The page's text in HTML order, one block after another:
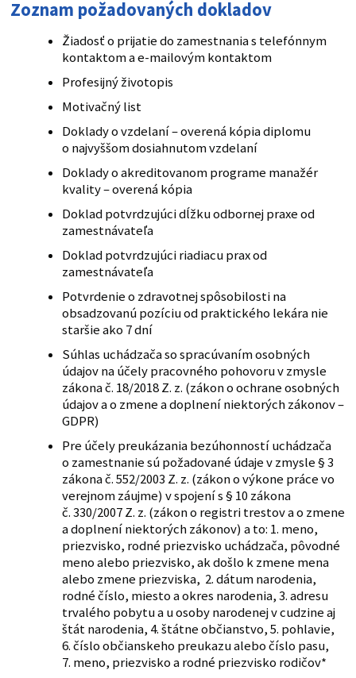
Zoznam požadovaných dokladov
Žiadosť o prijatie do zamestnania s telefónnym
kontaktom a e-mailovým kontaktom
Profesijný životopis
Motivačný list
Doklady o vzdelaní – overená kópia diplomu
o najvyššom dosiahnutom vzdelaní
Doklady o akreditovanom programe manažér
kvality – overená kópia
Doklad potvrdzujúci dĺžku odbornej praxe od
zamestnávateľa
Doklad potvrdzujúci riadiacu prax od
zamestnávateľa
Potvrdenie o zdravotnej spôsobilosti na
obsadzovanú pozíciu od praktického lekára nie
staršie ako 7 dní
Súhlas uchádzača so spracúvaním osobných
údajov na účely pracovného pohovoru v zmysle
zákona č. 18/2018 Z. z. (zákon o ochrane osobných
údajov a o zmene a doplnení niektorých zákonov –
GDPR)
Pre účely preukázania bezúhonností uchádzača
o zamestnanie sú požadované údaje v zmysle § 3
zákona č. 552/2003 Z. z. (zákon o výkone práce vo
verejnom záujme) v spojení s § 10 zákona
č. 330/2007 Z. z. (zákon o registri trestov a o zmene
a doplnení niektorých zákonov) a to: 1. meno,
priezvisko, rodné priezvisko uchádzača, pôvodné
meno alebo priezvisko, ak došlo k zmene mena
alebo zmene priezviska, 2. dátum narodenia,
rodné číslo, miesto a okres narodenia, 3. adresu
trvalého pobytu a u osoby narodenej v cudzine aj
štát narodenia, 4. štátne občianstvo, 5. pohlavie,
6. číslo občianskeho preukazu alebo číslo pasu,
7. meno, priezvisko a rodné priezvisko rodičov*